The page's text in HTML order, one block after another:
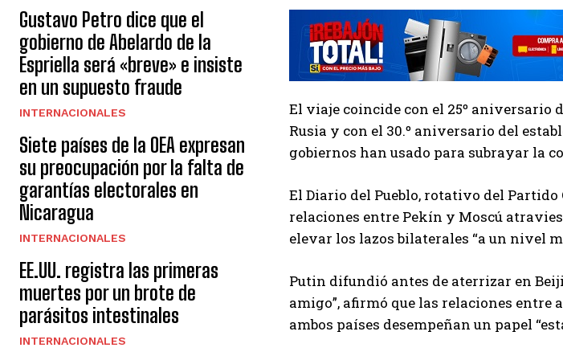
Gustavo Petro dice que el
gobierno de Abelardo de la
Espriella será «breve» e insiste
en un supuesto fraude
INTERNACIONALES
Siete países de la OEA expresan
su preocupación por la falta de
garantías electorales en
Nicaragua
INTERNACIONALES
EE.UU. registra las primeras
muertes por un brote de
parásitos intestinales
INTERNACIONALES
El viaje coincide con el 25º aniversario
Rusia y con el 30.º aniversario del
gobiernos han usado para subrayar la
El Diario del Pueblo, rotativo del Partido
relaciones entre Pekín y Moscú
elevar los lazos bilaterales “a un nivel
Putin difundió antes de aterrizar en
amigo”, afirmó que las relaciones entre
ambos países desempeñan un papel